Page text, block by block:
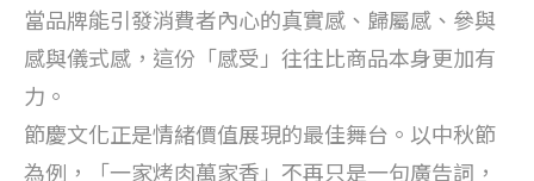
當品牌能引發消費者內心的真實感、歸屬感、參與
感與儀式感，這份「感受」往往比商品本身更加有
力。
節慶文化正是情緒價值展現的最佳舞台。以中秋節
為例，「一家烤肉萬家香」不再只是一句廣告詞，